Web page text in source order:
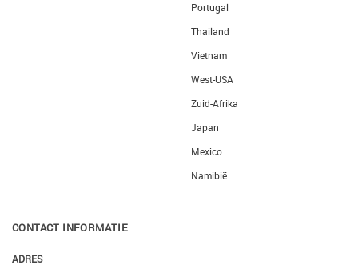
Portugal
Thailand
Vietnam
West-USA
Zuid-Afrika
Japan
Mexico
Namibië
CONTACT INFORMATIE
ADRES